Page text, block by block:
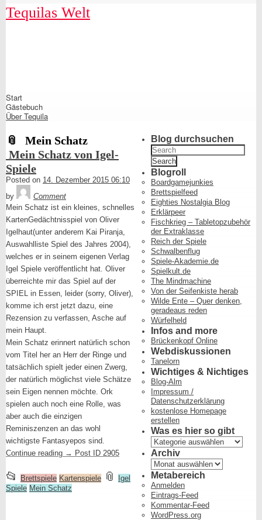
Tequilas Welt
Shrunk
Expand
Primary
Navigation
Start
Gästebuch
Über Tequila
Mein Schatz
Mein Schatz von Igel-
Spiele
Posted on 14. Dezember 2015 06:10
by
Comment
Mein Schatz ist ein kleines, schnelles
KartenGedächtnisspiel von Oliver
Igelhaut(unter anderem Kai Piranja,
Auswahlliste Spiel des Jahres 2004),
welches er in seinem eigenen Verlag
Igel Spiele veröffentlicht hat. Oliver
überreichte mir das Spiel auf der
SPIEL in Essen, leider (sorry, Oliver),
komme ich erst jetzt dazu, eine
Rezension zu verfassen, Asche auf
mein Haupt.
Mein Schatz erinnert natürlich schon
vom Titel her an Herr der Ringe und
tatsächlich spielt jeder einen Zwerg,
der natürlich möglichst viele Schätze
sein Eigen nennen möchte. Ork
spielen auch noch eine Rolle, was
aber auch die einzigen
Reminiszenzen an das wohl
wichtigste Fantasyepos sind.
Continue reading → Post ID 2905
📂 This
entry
Brettspiele Kartenspiele 📎 and
tagged
Igel
Spiele Mein Schatz
Blog durchsuchen
Search
for:
Blogroll
Boardgamejunkies
Brettspielfeed
Eighties Nostalgia Blog
Erklärpeer
Fischkrieg – Tabletopzubehör
der Extraklasse
Reich der Spiele
Schwalbenflug
Spiele-Akademie.de
Spielkult.de
The Mindmachine
Von der Seifenkiste herab
Wilde Ente – Quer denken,
geradeaus reden
Würfelheld
Infos and more
Brückenkopf Online
Webdiskussionen
Tanelorn
Wichtiges & Nichtiges
Blog-Alm
Impressum /
Datenschutzerklärung
kostenlose Homepage
erstellen
Was es hier so gibt
Was
es
hier
so
gibt
Archiv
Archiv
Metabereich
Anmelden
Eintrags-Feed
Kommentar-Feed
WordPress.org